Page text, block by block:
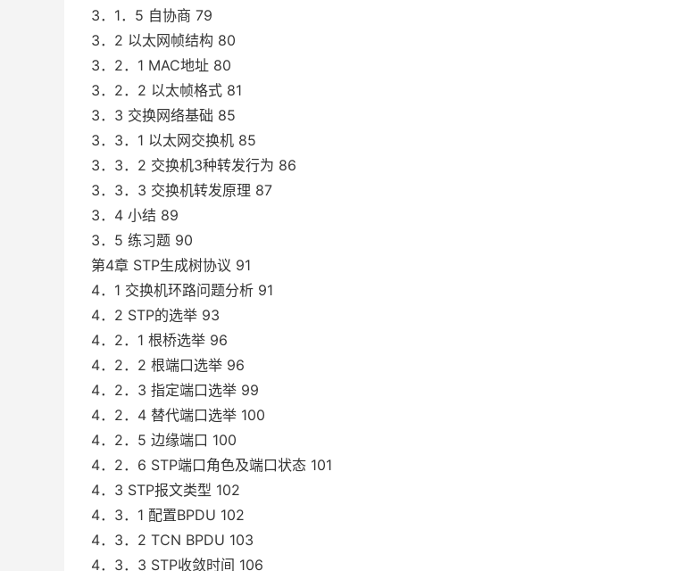
3．1．5 自协商 79
3．2 以太网帧结构 80
3．2．1 MAC地址 80
3．2．2 以太帧格式 81
3．3 交换网络基础 85
3．3．1 以太网交换机 85
3．3．2 交换机3种转发行为 86
3．3．3 交换机转发原理 87
3．4 小结 89
3．5 练习题 90
第4章 STP生成树协议 91
4．1 交换机环路问题分析 91
4．2 STP的选举 93
4．2．1 根桥选举 96
4．2．2 根端口选举 96
4．2．3 指定端口选举 99
4．2．4 替代端口选举 100
4．2．5 边缘端口 100
4．2．6 STP端口角色及端口状态 101
4．3 STP报文类型 102
4．3．1 配置BPDU 102
4．3．2 TCN BPDU 103
4．3．3 STP收敛时间 106